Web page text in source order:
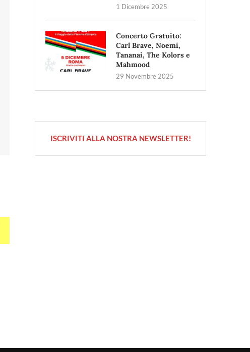
1 Dicembre 2025
Concerto Gratuito:
Carl Brave, Noemi,
Tananai, The Kolors e
Mahmood
29 Novembre 2025
ISCRIVITI ALLA NOSTRA NEWSLETTER!